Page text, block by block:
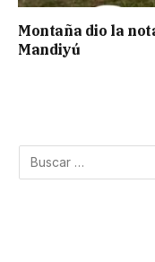
Montaña dio la
Mandiyú